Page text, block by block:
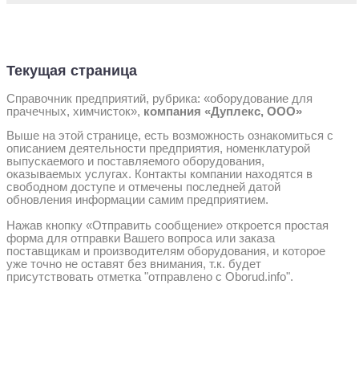
Текущая страница
Справочник предприятий, рубрика: «оборудование для
прачечных, химчисток», компания «Дуплекс, ООО»
Выше на этой странице, есть возможность ознакомиться с
описанием деятельности предприятия, номенклатурой
выпускаемого и поставляемого оборудования,
оказываемых услугах. Контакты компании находятся в
свободном доступе и отмечены последней датой
обновления информации самим предприятием.
Нажав кнопку «Отправить сообщение» откроется простая
форма для отправки Вашего вопроса или заказа
поставщикам и производителям оборудования, и которое
уже точно не оставят без внимания, т.к. будет
присутствовать отметка "отправлено с Oborud.info".